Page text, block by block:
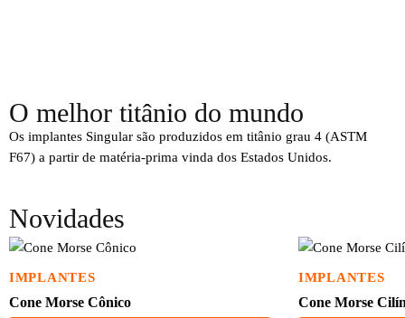
O melhor titânio do mundo
Os implantes Singular são produzidos em titânio grau 4 (ASTM
F67) a partir de matéria-prima vinda dos Estados Unidos.
Novidades
IMPLANTES
Cone Morse Cônico
IMPLANTES
Cone Morse